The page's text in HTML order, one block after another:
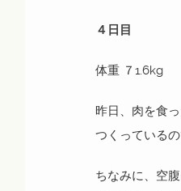
４日目
体重 ７1.6kg
昨日、肉を食
つくっている
ちなみに、空